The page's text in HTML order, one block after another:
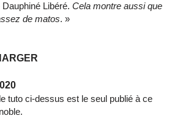
Libéré. Cela montre aussi que
de matos. »
tuto ci-dessus est le seul publié à ce